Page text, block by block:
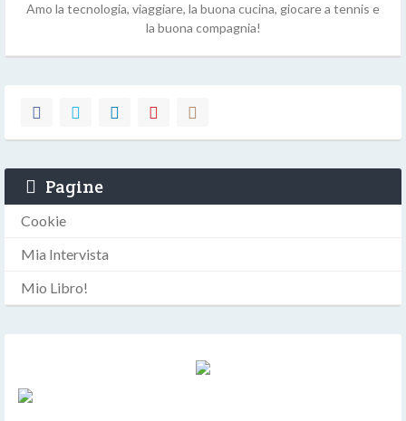
Amo la tecnologia, viaggiare, la buona cucina, giocare a tennis e
la buona compagnia!
Pagine
Cookie
Mia Intervista
Mio Libro!